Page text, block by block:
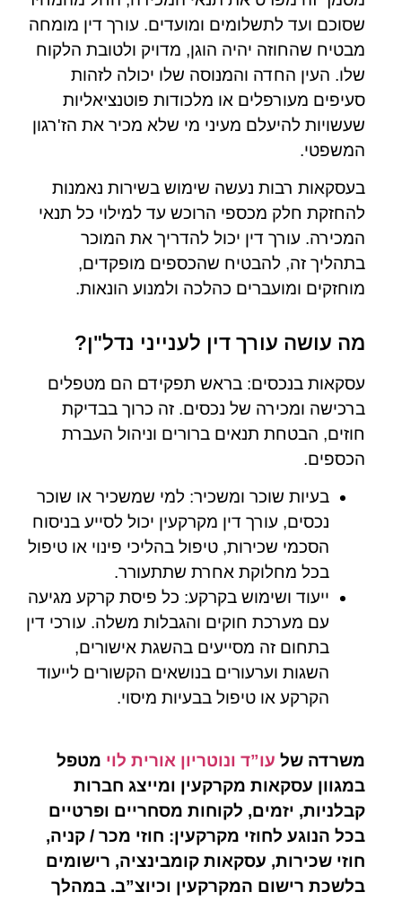
שסוכם ועד לתשלומים ומועדים. עורך דין מומחה
מבטיח שהחוזה יהיה הוגן, מדויק ולטובת הלקוח
שלו. העין החדה והמנוסה שלו יכולה לזהות
סעיפים מעורפלים או מלכודות פוטנציאליות
שעשויות להיעלם מעיני מי שלא מכיר את הז'רגון
המשפטי.
בעסקאות רבות נעשה שימוש בשירות נאמנות
להחזקת חלק מכספי הרוכש עד למילוי כל תנאי
המכירה. עורך דין יכול להדריך את המוכר
בתהליך זה, להבטיח שהכספים מופקדים,
מוחזקים ומועברים כהלכה ולמנוע הונאות.
מה עושה עורך דין לענייני נדל"ן?
עסקאות בנכסים: בראש תפקידם הם מטפלים
ברכישה ומכירה של נכסים. זה כרוך בבדיקת
חוזים, הבטחת תנאים ברורים וניהול העברת
הכספים.
בעיות שוכר ומשכיר: למי שמשכיר או שוכר
נכסים, עורך דין מקרקעין יכול לסייע בניסוח
הסכמי שכירות, טיפול בהליכי פינוי או טיפול
בכל מחלוקת אחרת שתתעורר.
ייעוד ושימוש בקרקע: כל פיסת קרקע מגיעה
עם מערכת חוקים והגבלות משלה. עורכי דין
בתחום זה מסייעים בהשגת אישורים,
השגות וערעורים בנושאים הקשורים לייעוד
הקרקע או טיפול בבעיות מיסוי.
משרדה של עו”ד ונוטריון אורית לוי מטפל
במגוון עסקאות מקרקעין ומייצג חברות
קבלניות, יזמים, לקוחות מסחריים ופרטיים
בכל הנוגע לחוזי מקרקעין: חוזי מכר / קניה,
חוזי שכירות, עסקאות קומבינציה, רישומים
בלשכת רישום המקרקעין וכיוצ”ב. במהלך